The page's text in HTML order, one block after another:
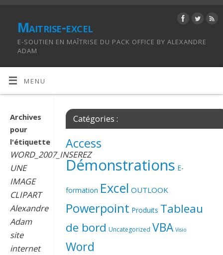
Maitrise-excel
E-SOUTIEN EN MAÎTRISE DU PACK OFFICE BY ALEXANDRE
ADAM
MENU
Archives
pour
l'étiquette
WORD_2007_INSEREZ
UNE
IMAGE
CLIPART
Alexandre
Adam
site
internet
Catégories :
Access
Démonstrations E-
formation Excel OUTLOOK
Powerpoint Produits Tableau
de bord Uncategorized VBA Visio
Word